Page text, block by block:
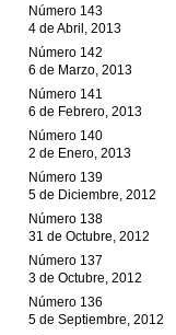
Número 143
4 de Abril, 2013
Número 142
6 de Marzo, 2013
Número 141
6 de Febrero, 2013
Número 140
2 de Enero, 2013
Número 139
5 de Diciembre, 2012
Número 138
31 de Octubre, 2012
Número 137
3 de Octubre, 2012
Número 136
5 de Septiembre, 2012